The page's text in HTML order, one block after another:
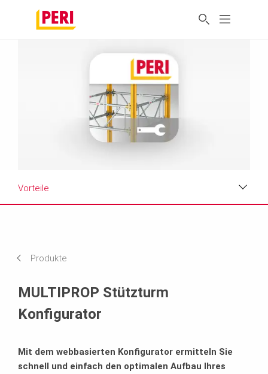
Vorteile
Produkte
MULTIPROP Stützturm
Konfigurator
Mit dem webbasierten Konfigurator ermitteln Sie
schnell und einfach den optimalen Aufbau Ihres